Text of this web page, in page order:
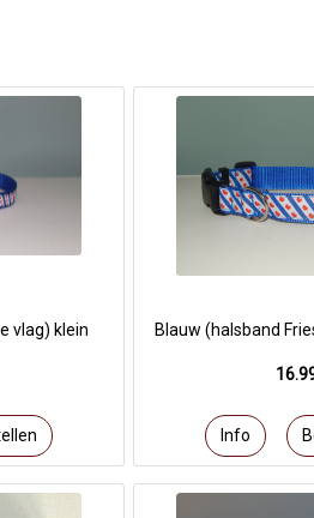
vlag) klein Blauw (halsband